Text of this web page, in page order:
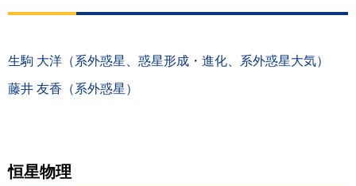
生駒 大洋（系外惑星、惑星形成・進化、系外惑星大気）
藤井 友香（系外惑星）
恒星物理